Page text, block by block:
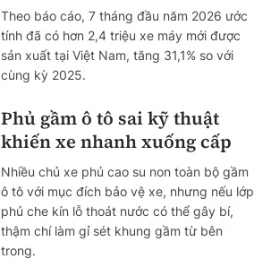
Theo báo cáo, 7 tháng đầu năm 2026 ước
tính đã có hơn 2,4 triệu xe máy mới được
sản xuất tại Việt Nam, tăng 31,1% so với
cùng kỳ 2025.
Phủ gầm ô tô sai kỹ thuật
khiến xe nhanh xuống cấp
Nhiều chủ xe phủ cao su non toàn bộ gầm
ô tô với mục đích bảo vệ xe, nhưng nếu lớp
phủ che kín lỗ thoát nước có thể gây bí,
thậm chí làm gỉ sét khung gầm từ bên
trong.